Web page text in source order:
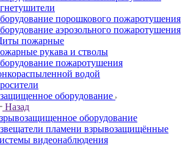
порошкового пожаротушения
аэрозольного пожаротушения
пожарные
рукава и стволы
пожаротушения
водой
оборудование
Назад
оборудование
пламени взрывозащищённые
видеонаблюдения